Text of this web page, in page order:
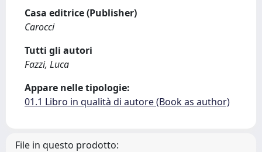
Casa editrice (Publisher)
Carocci
Tutti gli autori
Fazzi, Luca
Appare nelle tipologie:
01.1 Libro in qualità di autore (Book as author)
File in questo prodotto: